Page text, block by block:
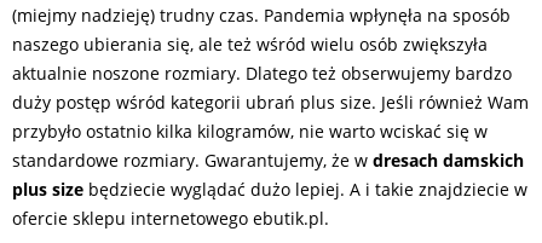
(miejmy nadzieję) trudny czas. Pandemia wpłynęła na sposób
naszego ubierania się, ale też wśród wielu osób zwiększyła
aktualnie noszone rozmiary. Dlatego też obserwujemy bardzo
duży postęp wśród kategorii ubrań plus size. Jeśli również Wam
przybyło ostatnio kilka kilogramów, nie warto wciskać się w
standardowe rozmiary. Gwarantujemy, że w dresach damskich
plus size będziecie wyglądać dużo lepiej. A i takie znajdziecie w
ofercie sklepu internetowego ebutik.pl.